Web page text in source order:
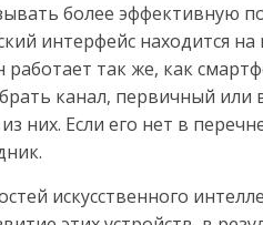
более эффективную
интерфейс находится
так же, как
канал, первичный
них. Если его нет в
искусственного